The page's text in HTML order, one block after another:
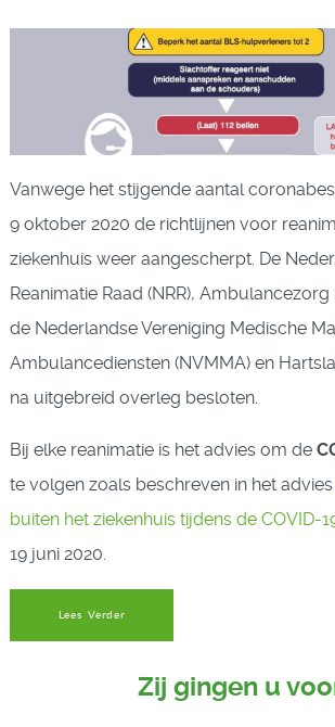
Vanwege het stijgende aantal
9 oktober 2020 de richtlijnen voor
ziekenhuis weer aangescherpt. De
Reanimatie Raad (NRR),
de Nederlandse Vereniging Medische
Ambulancediensten (NVMMA) en
na uitgebreid overleg besloten.
Bij elke reanimatie is het advies om de
te volgen zoals beschreven in het advies
buiten het ziekenhuis tijdens de COVID-
19 juni 2020.
Lees Verder
Zij gingen u